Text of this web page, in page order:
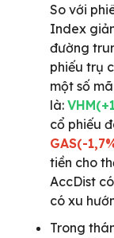
So với
Index
đường
phiếu trụ
một số
là:
cổ phiếu
GAS(-
tiền cho
AccDist
có xu
Trong